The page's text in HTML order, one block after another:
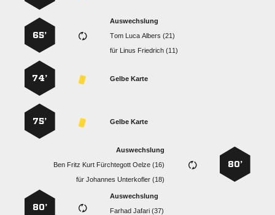
Auswechslung
   
für   
65’
Gelbe Karte
74’
Gelbe Karte
75’
80’
Auswechslung
     
für  
Auswechslung
  
80’